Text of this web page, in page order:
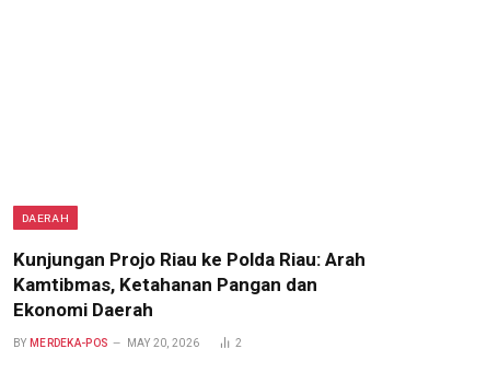
DAERAH
Kunjungan Projo Riau ke Polda Riau: Arah
Kamtibmas, Ketahanan Pangan dan
Ekonomi Daerah
BY MERDEKA-POS MAY 20, 2026 2